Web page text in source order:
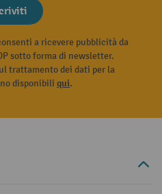
a ricevere pubblicità da
sotto forma di newsletter.
trattamento dei dati per la
disponibili qui.